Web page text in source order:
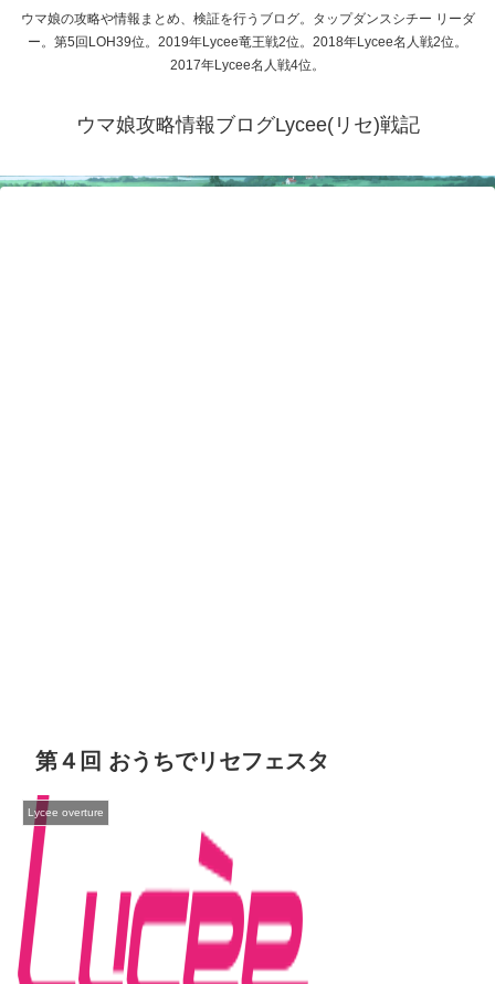
ウマ娘の攻略や情報まとめ、検証を行うブログ。タップダンスシチー リーダ
ー。第5回LOH39位。2019年Lycee竜王戦2位。2018年Lycee名人戦2位。
2017年Lycee名人戦4位。
ウマ娘攻略情報ブログLycee(リセ)戦記
第４回 おうちでリセフェスタ
Lycee overture